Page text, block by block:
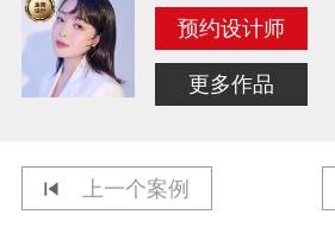
预约设计师
更多作品
上一个案例